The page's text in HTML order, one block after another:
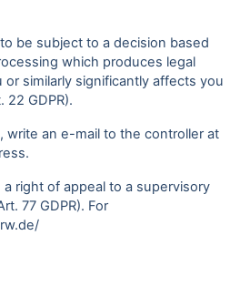
be subject to a decision based
which produces legal
similarly significantly affects you
22 GDPR).
write an e-mail to the controller at
right of appeal to a supervisory
77 GDPR). For